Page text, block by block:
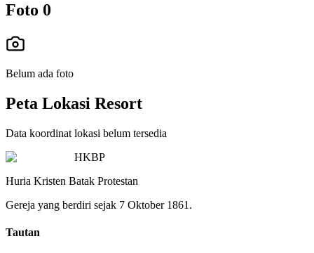
Foto 0
Belum ada foto
Peta Lokasi Resort
Data koordinat lokasi belum tersedia
HKBP
Huria Kristen Batak Protestan
Gereja yang berdiri sejak 7 Oktober 1861.
Tautan